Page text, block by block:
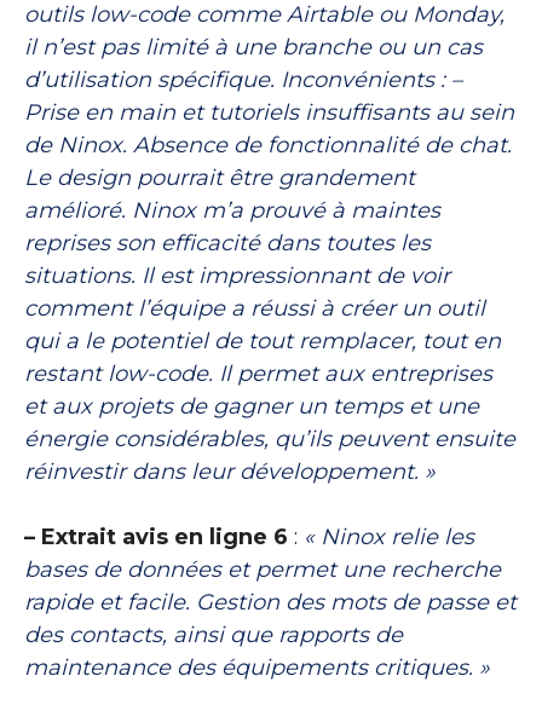
outils low-code comme Airtable ou Monday,
il n’est pas limité à une branche ou un cas
d’utilisation spécifique. Inconvénients : –
Prise en main et tutoriels insuffisants au sein
de Ninox. Absence de fonctionnalité de chat.
Le design pourrait être grandement
amélioré. Ninox m’a prouvé à maintes
reprises son efficacité dans toutes les
situations. Il est impressionnant de voir
comment l’équipe a réussi à créer un outil
qui a le potentiel de tout remplacer, tout en
restant low-code. Il permet aux entreprises
et aux projets de gagner un temps et une
énergie considérables, qu’ils peuvent ensuite
réinvestir dans leur développement. »
– Extrait avis en ligne 6 : « Ninox relie les
bases de données et permet une recherche
rapide et facile. Gestion des mots de passe et
des contacts, ainsi que rapports de
maintenance des équipements critiques. »